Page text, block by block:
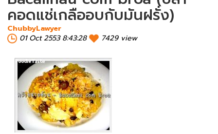
คอดแช่เกลืออบกับมันฝรั่ง)
ChubbyLawyer
01 Oct 2553 8:43:28
7429 view